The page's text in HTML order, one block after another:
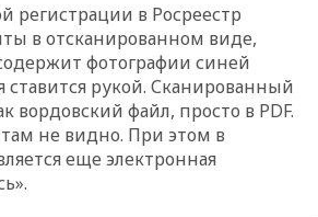
регистрации в Росреестр
в отсканированном виде,
фотографии синей
ставится рукой. Сканированный
вордовский файл, просто в PDF.
не видно. При этом в
еще электронная